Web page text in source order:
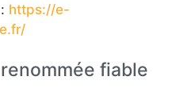
https://e-
fiable